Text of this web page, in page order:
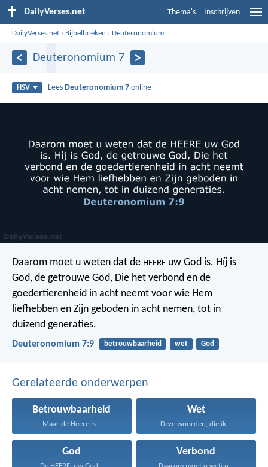
DailyVerses.net Thema's Inschrijven
DailyVerses.net › Bijbelboeken ›Deuteronomium
Deuteronomium 7
HSV Lees Deuteronomium 7 online
Daarom moet u weten dat de HEERE uw God is. Híj is
God, de getrouwe God, Die het verbond en de
goedertierenheid in acht neemt voor wie Hem
liefhebben en Zijn geboden in acht nemen, tot in
duizend generaties.
Deuteronomium 7:9 betrouwbaarheid wet God
Gerelateerde onderwerpen
Betrouwbaarheid
Maar de Heere is...
Wet
Deze woorden, die ik...
God Verbond